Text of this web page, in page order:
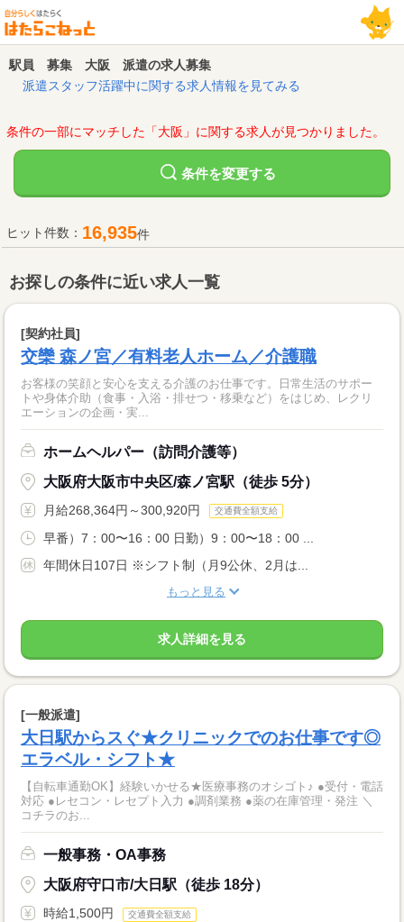
駅員 募集 大阪 派遣の求人募集
派遣スタッフ活躍中に関する求人情報を見てみる
条件の一部にマッチした「大阪」に関する求人が見つかりました。
条件を変更する
ヒット件数： 16,935件
お探しの条件に近い求人一覧
[契約社員]
交欒 森ノ宮／有料老人ホーム／介護職
お客様の笑顔と安心を支える介護のお仕事です。日常生活のサポー
トや身体介助（食事・入浴・排せつ・移乗など）をはじめ、レクリ
エーションの企画・実...
ホームヘルパー（訪問介護等）
大阪府大阪市中央区/森ノ宮駅（徒歩 5分）
月給268,364円～300,920円 交通費全額支給
早番）7：00〜16：00 日勤）9：00〜18：00 ...
年間休日107日 ※シフト制（月9公休、2月は...
もっと見る
求人詳細を見る
[一般派遣]
大日駅からスぐ★クリニックでのお仕事です◎
エラベル・シフト★
【自転車通勤OK】経験いかせる★医療事務のオシゴト♪ ●受付・電話
対応 ●レセコン・レセプト入力 ●調剤業務 ●薬の在庫管理・発注 ＼
コチラのお...
一般事務・OA事務
大阪府守口市/大日駅（徒歩 18分）
時給1,500円 交通費全額支給